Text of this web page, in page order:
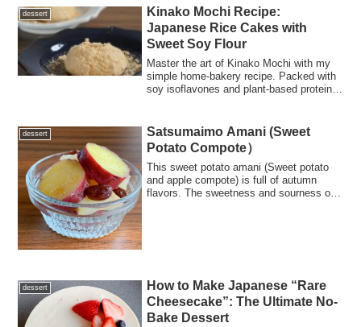
dessert
Kinako Mochi Recipe:
Japanese Rice Cakes with
Sweet Soy Flour
Master the art of Kinako Mochi with my
simple home-bakery recipe. Packed with
soy isoflavones and plant-based protein,
dessert
Satsumaimo Amani (Sweet
Potato Compote）
This sweet potato amani (Sweet potato
and apple compote) is full of autumn
flavors. The sweetness and sourness of
dessert
How to Make Japanese “Rare
Cheesecake”: The Ultimate No-
Bake Dessert